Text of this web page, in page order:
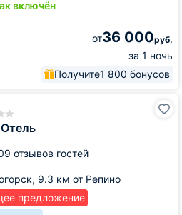
включён
от36 000руб.
за 1 ночь
Получите1 800 бонусов
отзывов гостей
9.3 км от Репино
предложение